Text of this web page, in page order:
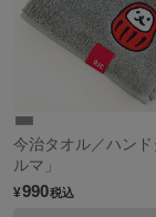
今治タオル／ハン
ルマ」
¥990税込